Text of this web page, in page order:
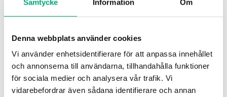
Samtycke Information Om
Denna webbplats använder cookies
Vi använder enhetsidentifierare för att anpassa innehållet
och annonserna till användarna, tillhandahålla funktioner
för sociala medier och analysera vår trafik. Vi
vidarebefordrar även sådana identifierare och annan
Euromaster.
I rollen som Inköps- och Logistikchef på
Regin kommer Henrik att ha ett övergripande
lager i Osby ingår.